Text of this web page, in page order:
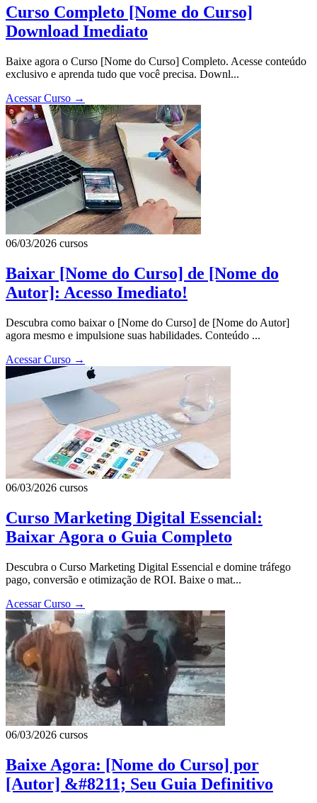
Curso Completo [Nome do Curso]
Download Imediato
Baixe agora o Curso [Nome do Curso] Completo. Acesse conteúdo
exclusivo e aprenda tudo que você precisa. Downl...
Acessar Curso →
06/03/2026 cursos
Baixar [Nome do Curso] de [Nome do
Autor]: Acesso Imediato!
Descubra como baixar o [Nome do Curso] de [Nome do Autor]
agora mesmo e impulsione suas habilidades. Conteúdo ...
Acessar Curso →
06/03/2026 cursos
Curso Marketing Digital Essencial:
Baixar Agora o Guia Completo
Descubra o Curso Marketing Digital Essencial e domine tráfego
pago, conversão e otimização de ROI. Baixe o mat...
Acessar Curso →
06/03/2026 cursos
Baixe Agora: [Nome do Curso] por
[Autor] &#8211; Seu Guia Definitivo